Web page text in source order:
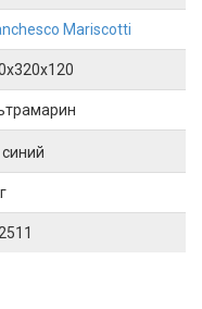
Mariscotti
синий